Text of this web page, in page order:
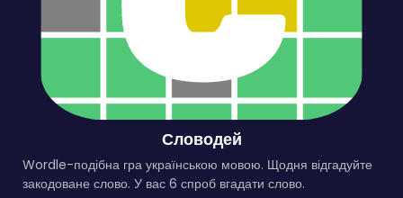
Словодей
Wordle-подібна гра українською мовою. Щодня відгадуйте
закодоване слово. У вас 6 спроб вгадати слово.